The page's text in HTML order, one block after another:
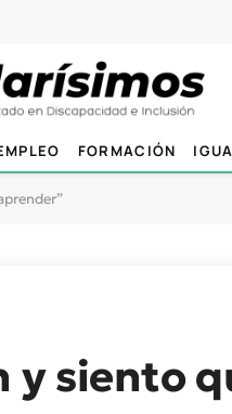
FORMACIÓN
y siento